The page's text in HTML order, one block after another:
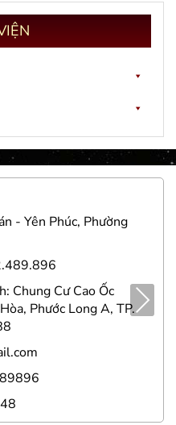
- Yên Phúc, Phường
Chung Cư Cao Ốc
Phước Long A, TP.
Nex
t